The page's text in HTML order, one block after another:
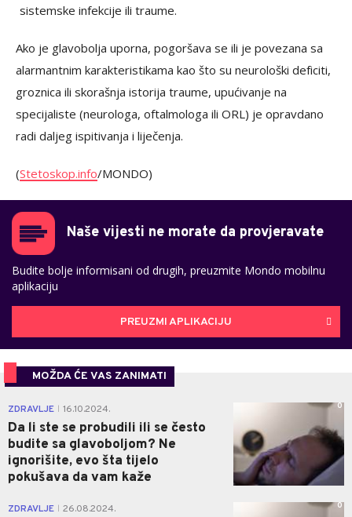
sistemske infekcije ili traume.
Ako je glavobolja uporna, pogoršava se ili je povezana sa
alarmantnim karakteristikama kao što su neurološki deficiti,
groznica ili skorašnja istorija traume, upućivanje na
specijaliste (neurologa, oftalmologa ili ORL) je opravdano
radi daljeg ispitivanja i liječenja.
(Stetoskop.info/MONDO)
Naše vijesti ne morate da provjeravate
Budite bolje informisani od drugih, preuzmite Mondo mobilnu
aplikaciju
PREUZMI APLIKACIJU
MOŽDA ĆE VAS ZANIMATI
ZDRAVLJE 16.10.2024.
Da li ste se probudili ili se često
budite sa glavoboljom? Ne
ignorišite, evo šta tijelo
pokušava da vam kaže
0
ZDRAVLJE 26.08.2024. 0